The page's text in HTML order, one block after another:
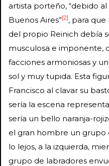
artista porteño, “debido
Buenos Aires”[2], para que
del propio Reinich debía
musculosa e imponente,
facciones armoniosas y
sol y muy tupida. Esta
Francisco al clavar su
sería la escena
sería un bello naranja-
el gran hombre un grupo
lo lejos, a la izquierda,
grupo de labradores